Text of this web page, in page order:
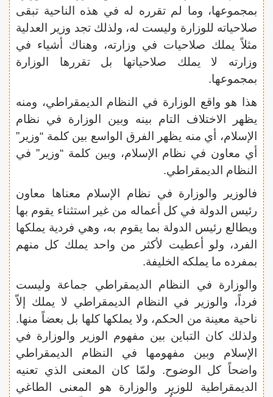
بمجموعها، وما لم تقرره له في هذه الناحية تبقى
صلاحياته للوزارة وليست له، ولذلك تجد وزير العدلية
مثلاً يملك صلاحيات في وزارته، وهناك أشياء في
وزارته لا يملك صلاحياتها بل تقررها الوزارة
بمجموعها.
هذا هو واقع الوزارة في النظام الديمقراطي، ومنه
يظهر الاختلاف التام بينه وبين الوزارة في نظام
الإسلام، أي منه يظهر الفرق الواسع بين كلمة “وزير”
أي معاون في نظام الإسلام، وبين كلمة “وزير” في
النظام الديمقراطي.
فالوزير والوزارة في نظام الإسلام معناها معاون
رئيس الدولة في كل أعماله من غير استثناء يقوم بها
ويطالع رئيس الدولة بما يقوم به، وهي فردية يملكها
الفرد، ولو أعطيت لأكثر من واحد يملك كل منهم
بمفرده ما يملكه الخليفة.
والوزارة في النظام الديمقراطي جماعة وليست
فرداً، والوزير في النظام الديمقراطي لا يملك إلاّ
ناحية معينة من الحكم، ولا يملكها كلها بل بعضاً منها.
ولذلك كان التباين بين مفهوم الوزير والوزارة في
الإسلام وبين مفهومها في النظام الديمقراطي
واضحاً كل الوضوح. ولمّا كان المعنى الذي تعنيه
الديمقراطية للوزير والوزارة هو المعنى الطاغي